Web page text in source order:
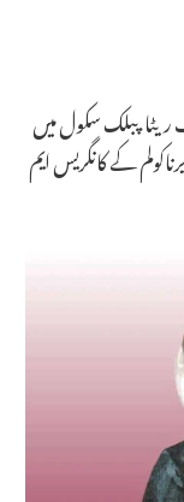
پبلک سکول میں
کے کانگریس ایم